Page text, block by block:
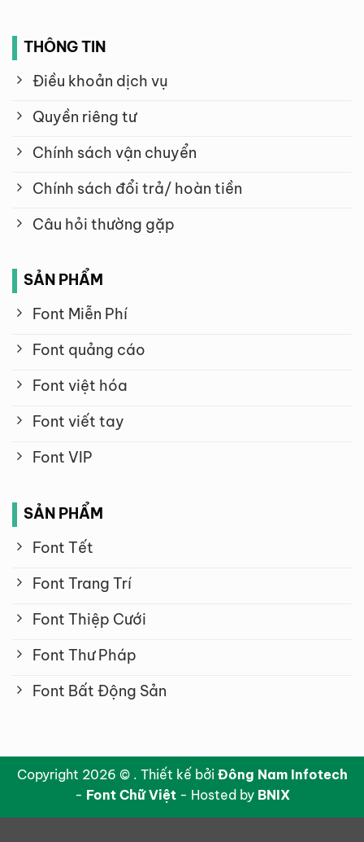
THÔNG TIN
Điều khoản dịch vụ
Quyền riêng tư
Chính sách vận chuyển
Chính sách đổi trả/ hoàn tiền
Câu hỏi thường gặp
SẢN PHẨM
Font Miễn Phí
Font quảng cáo
Font việt hóa
Font viết tay
Font VIP
SẢN PHẨM
Font Tết
Font Trang Trí
Font Thiệp Cưới
Font Thư Pháp
Font Bất Động Sản
Copyright 2026 © . Thiết kế bởi Đông Nam Infotech
- Font Chữ Việt- Hosted by BNIX